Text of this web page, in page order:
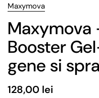
Maxymova
Maxymova
Booster
gene si
128,00 lei